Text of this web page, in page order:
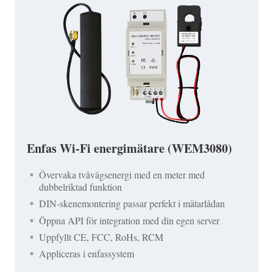
Enfas Wi-Fi energimätare (WEM3080)
Övervaka tvåvägsenergi med en meter med
dubbelriktad funktion
DIN-skenemontering passar perfekt i mätarlådan
Öppna API för integration med din egen server
Uppfyllt CE, FCC, RoHs, RCM
Appliceras i enfassystem